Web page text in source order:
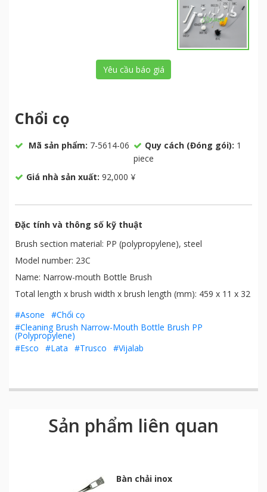
Yêu cầu báo giá
Chổi cọ
Mã sản phẩm: 7-5614-06 Quy cách (Đóng gói): 1
piece
Giá nhà sản xuất: 92,000 ¥
Đặc tính và thông số kỹ thuật
Brush section material: PP (polypropylene), steel
Model number: 23C
Name: Narrow-mouth Bottle Brush
Total length x brush width x brush length (mm): 459 x 11 x 32
#Asone
#Chổi cọ
#Cleaning Brush Narrow-Mouth Bottle Brush PP
(Polypropylene)
#Esco
#Lata #Trusco #Vijalab
Sản phẩm liên quan
Bàn chải inox